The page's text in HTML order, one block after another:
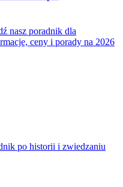
nasz poradnik dla
ceny i porady na 2026
po historii i zwiedzaniu